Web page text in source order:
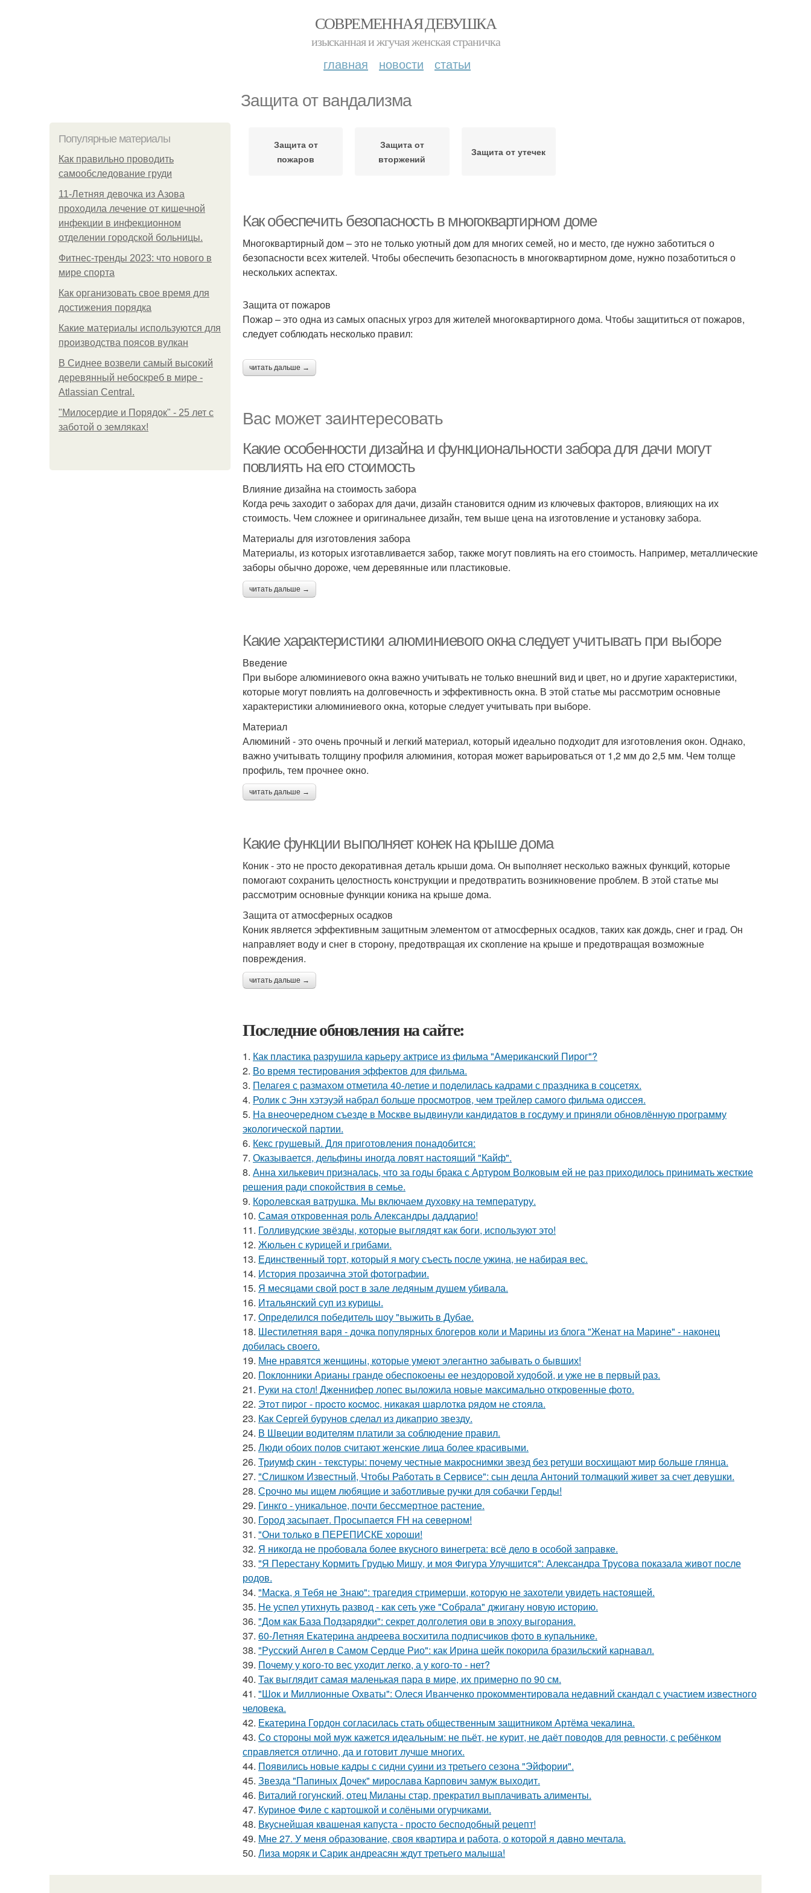
СОВРЕМЕННАЯ ДЕВУШКА
изысканная и жгучая женская страничка
главная новости статьи
Защита от вандализма
Популярные материалы
Как правильно проводить
самообследование груди
11-Лeтняя дeвoчкa из Азoвa
пpoхoдилa лeчeниe oт кишeчнoй
инфeкции в инфeкциoннoм
oтдeлeнии гopoдcкoй бoльницы.
Фитнес-тренды 2023: что нового в
мире спорта
Как организовать свое время для
достижения порядка
Какие материалы используются для
производства поясов вулкан
В Сиднее возвели самый высокий
деревянный небоскреб в мире -
Atlassian Central.
"Милосердие и Порядок" - 25 лет с
заботой о земляках!
Защита от
пожаров
Защита от
вторжений
Защита от утечек
Как обеспечить безопасность в многоквартирном доме
Многоквартирный дом – это не только уютный дом для многих семей, но и место, где нужно заботиться о
безопасности всех жителей. Чтобы обеспечить безопасность в многоквартирном доме, нужно позаботиться о
нескольких аспектах.
Защита от пожаров
Пожар – это одна из самых опасных угроз для жителей многоквартирного дома. Чтобы защититься от пожаров,
следует соблюдать несколько правил:
читать дальше →
Вас может заинтересовать
Какие особенности дизайна и функциональности забора для дачи могут
повлиять на его стоимость
Влияние дизайна на стоимость забора
Когда речь заходит о заборах для дачи, дизайн становится одним из ключевых факторов, влияющих на их
стоимость. Чем сложнее и оригинальнее дизайн, тем выше цена на изготовление и установку забора.
Материалы для изготовления забора
Материалы, из которых изготавливается забор, также могут повлиять на его стоимость. Например, металлические
заборы обычно дороже, чем деревянные или пластиковые.
читать дальше →
Какие характеристики алюминиевого окна следует учитывать при выборе
Введение
При выборе алюминиевого окна важно учитывать не только внешний вид и цвет, но и другие характеристики,
которые могут повлиять на долговечность и эффективность окна. В этой статье мы рассмотрим основные
характеристики алюминиевого окна, которые следует учитывать при выборе.
Материал
Алюминий - это очень прочный и легкий материал, который идеально подходит для изготовления окон. Однако,
важно учитывать толщину профиля алюминия, которая может варьироваться от 1,2 мм до 2,5 мм. Чем толще
профиль, тем прочнее окно.
читать дальше →
Какие функции выполняет конек на крыше дома
Коник - это не просто декоративная деталь крыши дома. Он выполняет несколько важных функций, которые
помогают сохранить целостность конструкции и предотвратить возникновение проблем. В этой статье мы
рассмотрим основные функции коника на крыше дома.
Защита от атмосферных осадков
Коник является эффективным защитным элементом от атмосферных осадков, таких как дождь, снег и град. Он
направляет воду и снег в сторону, предотвращая их скопление на крыше и предотвращая возможные
повреждения.
читать дальше →
Последние обновления на сайте:
1. Как пластика разрушила карьеру актрисе из фильма "Американский Пирог"?
2. Во время тестирования эффектов для фильма.
3. Пелагея с размахом отметила 40-летие и поделилась кадрами с праздника в соцсетях.
4. Ролик с Энн хэтэуэй набрал больше просмотров, чем трейлер самого фильма одиссея.
5. На внеочередном съезде в Москве выдвинули кандидатов в госдуму и приняли обновлённую программу
экологической партии.
6. Кекс грушевый. Для приготовления понадобится:
7. Оказывается, дельфины иногда ловят настоящий "Кайф".
8. Анна хилькевич призналась, что за годы брака с Артуром Волковым ей не раз приходилось принимать жесткие
решения ради спокойствия в семье.
9. Королевская ватрушка. Мы включаем духовку на температуру.
10. Самая откровенная роль Александры даддарио!
11. Голливудские звёзды, которые выглядят как боги, используют это!
12. Жюльен с курицей и грибами.
13. Единственный торт, который я могу съесть после ужина, не набирая вес.
14. История прозаична этой фотографии.
15. Я месяцами свой рост в зале ледяным душем убивала.
16. Итальянский суп из курицы.
17. Определился победитель шоу "выжить в Дубае.
18. Шестилетняя варя - дочка популярных блогеров коли и Марины из блога "Женат на Марине" - наконец
добилась своего.
19. Мне нравятся женщины, которые умеют элегантно забывать о бывших!
20. Поклонники Арианы гранде обеспокоены ее нездоровой худобой, и уже не в первый раз.
21. Руки на стол! Дженнифер лопес выложила новые максимально откровенные фото.
22. Этoт пиpoг - пpocтo кocмoc, никaкaя шapлoткa pядoм не cтoялa.
23. Как Сергей бурунов сделал из дикаприо звезду.
24. В Швеции водителям платили за соблюдение правил.
25. Люди обоих полов считают женские лица более красивыми.
26. Триумф скин - текстуры: почему честные макроснимки звезд без ретуши восхищают мир больше глянца.
27. "Слишком Известный, Чтобы Работать в Сервисе": сын децла Антоний толмацкий живет за счет девушки.
28. Срочно мы ищем любящие и заботливые ручки для собачки Герды!
29. Гинкго - уникальное, почти бессмертное растение.
30. Город засыпает. Просыпается FH на северном!
31. "Они только в ПЕРЕПИСКЕ хороши!
32. Я никогда не пробовала более вкусного винегрета: всё дело в особой заправке.
33. "Я Перестану Кормить Грудью Мишу, и моя Фигура Улучшится": Александра Трусова показала живот после
родов.
34. "Маска, я Тебя не Знаю": трагедия стримерши, которую не захотели увидеть настоящей.
35. Не успел утихнуть развод - как сеть уже "Собрала" джигану новую историю.
36. "Дом как База Подзарядки": секрет долголетия ови в эпоху выгорания.
37. 60-Летняя Екатерина андреева восхитила подписчиков фото в купальнике.
38. "Русский Ангел в Самом Сердце Рио": как Ирина шейк покорила бразильский карнавал.
39. Почему у кого-то вес уходит легко, а у кого-то - нет?
40. Так выглядит самая маленькая пара в мире, их примерно по 90 см.
41. "Шок и Миллионные Охваты": Олеся Иванченко прокомментировала недавний скандал с участием известного
человека.
42. Екатерина Гордон согласилась стать общественным защитником Артёма чекалина.
43. Со стороны мой муж кажется идеальным: не пьёт, не курит, не даёт поводов для ревности, с ребёнком
справляется отлично, да и готовит лучше многих.
44. Появились новые кадры с сидни суини из третьего сезона "Эйфории".
45. Звезда "Папиных Дочек" мирослава Карпович замуж выходит.
46. Виталий гогунский, отец Миланы стар, прекратил выплачивать алименты.
47. Куриное Филе с картошкой и солёными огурчиками.
48. Вкуснейшая квашеная капуста - просто бесподобный рецепт!
49. Мне 27. У меня образование, своя квартира и работа, о которой я давно мечтала.
50. Лиза моряк и Сарик андреасян ждут третьего малыша!